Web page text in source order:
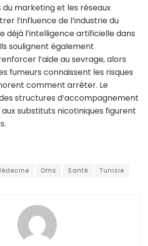
du marketing et les réseaux
l’influence de l’industrie du
déjà l’intelligence artificielle dans
soulignent également
l’aide au sevrage, alors
fumeurs connaissent les risques
comment arrêter. Le
structures d’accompagnement
substituts nicotiniques figurent
Oms Santé Tunisie